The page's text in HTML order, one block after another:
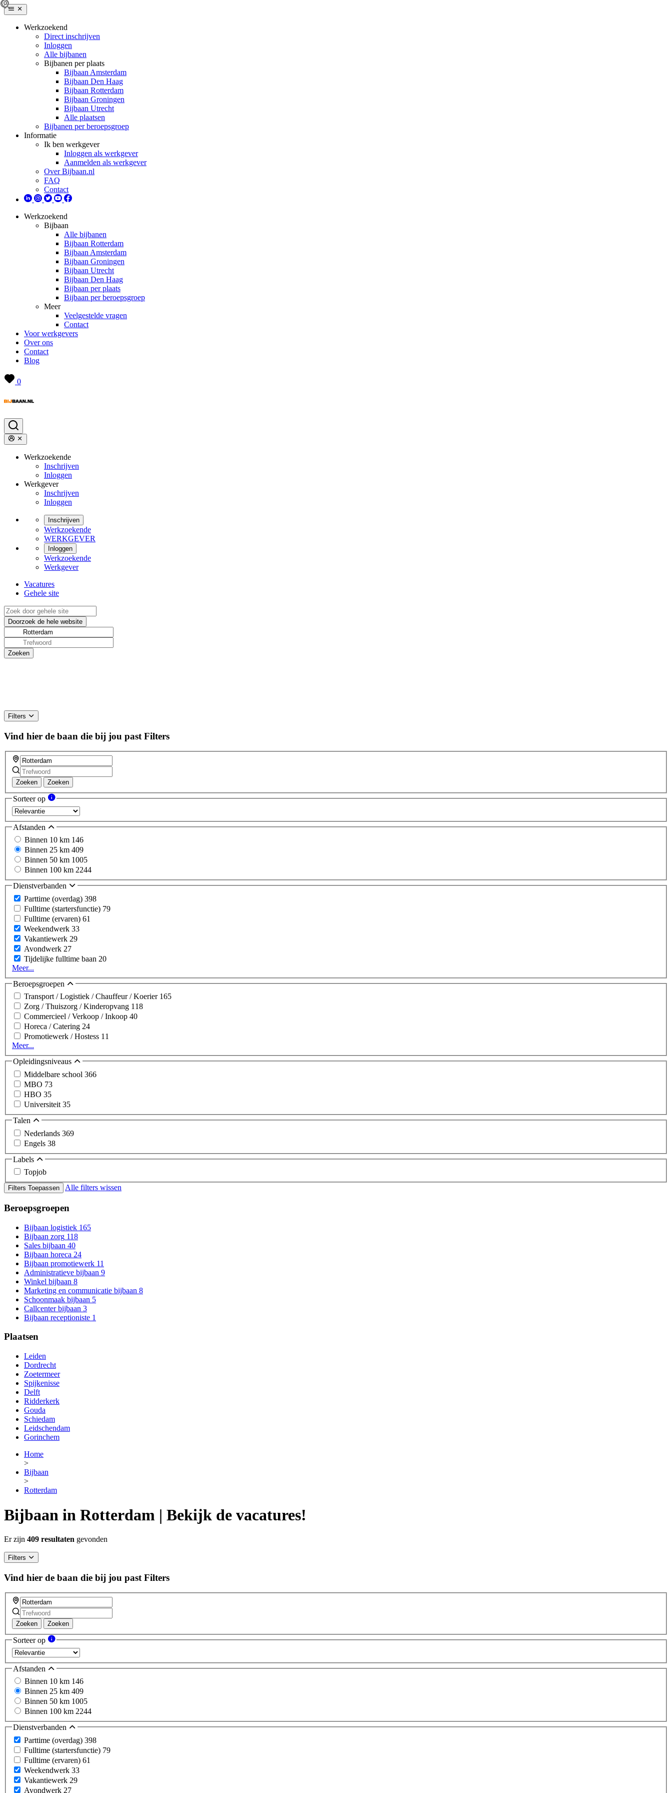
Werkzoekend
Direct inschrijven
Inloggen
Alle bijbanen
Bijbanen per plaats
Bijbaan Amsterdam
Bijbaan Den Haag
Bijbaan Rotterdam
Bijbaan Groningen
Bijbaan Utrecht
Alle plaatsen
Bijbanen per beroepsgroep
Informatie
Ik ben werkgever
Inloggen als werkgever
Aanmelden als werkgever
Over Bijbaan.nl
FAQ
Contact
Werkzoekend
Bijbaan
Alle bijbanen
Bijbaan Rotterdam
Bijbaan Amsterdam
Bijbaan Groningen
Bijbaan Utrecht
Bijbaan Den Haag
Bijbaan per plaats
Bijbaan per beroepsgroep
Meer
Veelgestelde vragen
Contact
Voor werkgevers
Over ons
Contact
Blog
0
Werkzoekende
Inschrijven
Inloggen
Werkgever
Inschrijven
Inloggen
Inschrijven
Werkzoekende
WERKGEVER
Inloggen
Werkzoekende
Werkgever
Vacatures
Gehele site
Filters
Vind hier de baan die bij jou past Filters
Zoeken Zoeken
Sorteer op
Afstanden
Binnen 10 km 146
Binnen 25 km 409
Binnen 50 km 1005
Binnen 100 km 2244
Dienstverbanden
Parttime (overdag) 398
Fulltime (startersfunctie) 79
Fulltime (ervaren) 61
Weekendwerk 33
Vakantiewerk 29
Avondwerk 27
Tijdelijke fulltime baan 20
Meer...
Beroepsgroepen
Transport / Logistiek / Chauffeur / Koerier 165
Zorg / Thuiszorg / Kinderopvang 118
Commercieel / Verkoop / Inkoop 40
Horeca / Catering 24
Promotiewerk / Hostess 11
Meer...
Opleidingsniveaus
Middelbare school 366
MBO 73
HBO 35
Universiteit 35
Talen
Nederlands 369
Engels 38
Labels
Topjob
Filters Toepassen Alle filters wissen
Beroepsgroepen
Bijbaan logistiek 165
Bijbaan zorg 118
Sales bijbaan 40
Bijbaan horeca 24
Bijbaan promotiewerk 11
Administratieve bijbaan 9
Winkel bijbaan 8
Marketing en communicatie bijbaan 8
Schoonmaak bijbaan 5
Callcenter bijbaan 3
Bijbaan receptioniste 1
Plaatsen
Leiden
Dordrecht
Zoetermeer
Spijkenisse
Delft
Ridderkerk
Gouda
Schiedam
Leidschendam
Gorinchem
Home
>
Bijbaan
>
Rotterdam
Bijbaan in Rotterdam | Bekijk de vacatures!
Er zijn 409 resultaten gevonden
Filters
Vind hier de baan die bij jou past Filters
Zoeken Zoeken
Sorteer op
Afstanden
Binnen 10 km 146
Binnen 25 km 409
Binnen 50 km 1005
Binnen 100 km 2244
Dienstverbanden
Parttime (overdag) 398
Fulltime (startersfunctie) 79
Fulltime (ervaren) 61
Weekendwerk 33
Vakantiewerk 29
Avondwerk 27